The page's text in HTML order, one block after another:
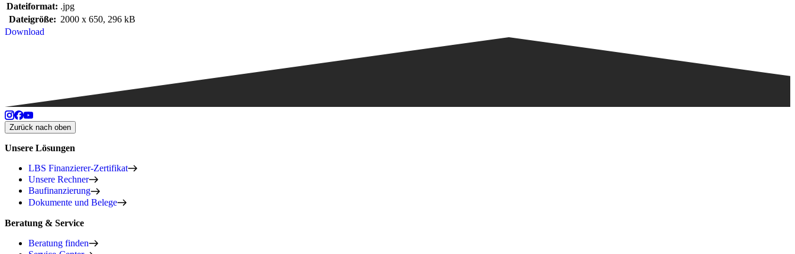
Dateiformat: .jpg
Dateigröße: 2000 x 650, 296 kB
Download
Zurück nach oben
Unsere Lösungen
LBS Finanzierer-Zertifikat
Unsere Rechner
Baufinanzierung
Dokumente und Belege
Beratung & Service
Beratung finden